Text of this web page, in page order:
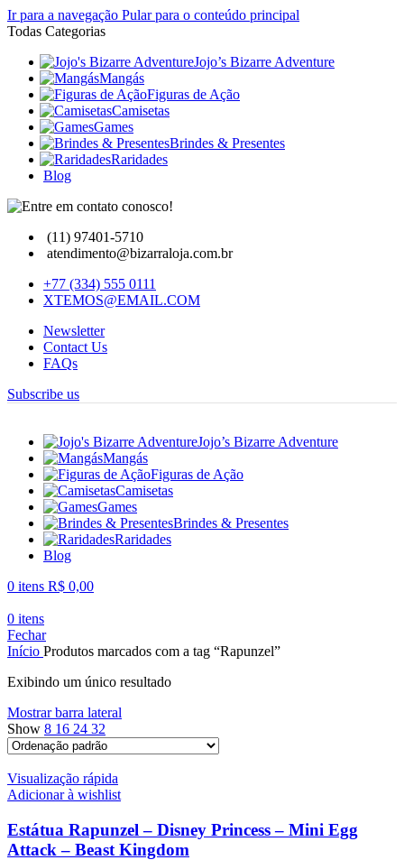
Ir para a navegação Pular para o conteúdo principal
Todas Categorias
Jojo’s Bizarre Adventure
Mangás
Figuras de Ação
Camisetas
Games
Brindes & Presentes
Raridades
Blog
(11) 97401-5710
atendimento@bizarraloja.com.br
+77 (334) 555 0111
XTEMOS@EMAIL.COM
Newsletter
Contact Us
FAQs
Subscribe us
Jojo’s Bizarre Adventure
Mangás
Figuras de Ação
Camisetas
Games
Brindes & Presentes
Raridades
Blog
0 itens R$ 0,00
0 itens
Fechar
Início Produtos marcados com a tag “Rapunzel”
Exibindo um único resultado
Mostrar barra lateral
Show 8 16 24 32
Visualização rápida
Adicionar à wishlist
Estátua Rapunzel – Disney Princess – Mini Egg
Attack – Beast Kingdom